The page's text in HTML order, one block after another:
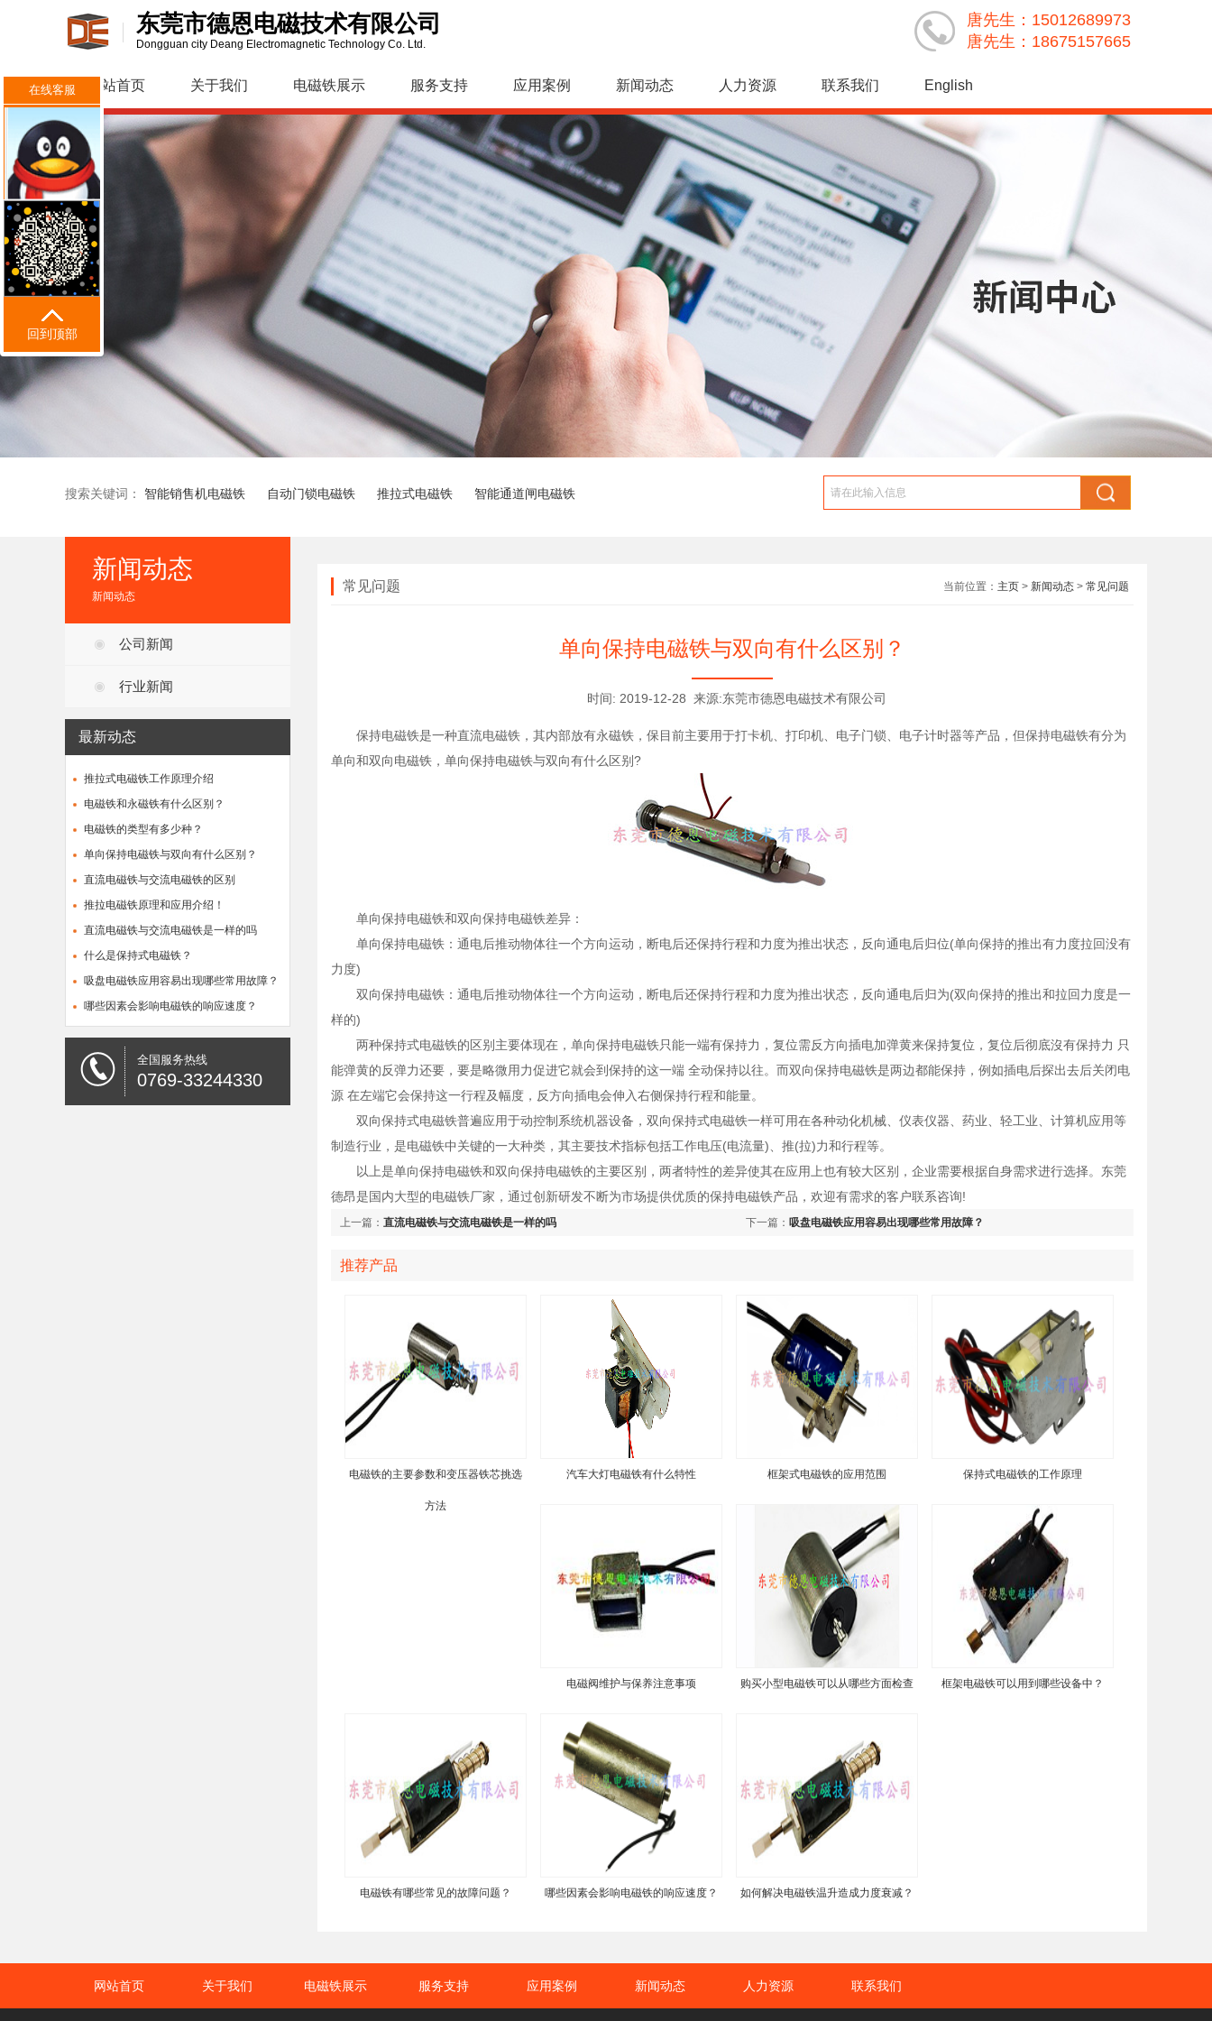
东莞市德恩电磁技术有限公司
Dongguan city Deang Electromagnetic Technology Co. Ltd.
唐先生：15012689973
唐先生：18675157665
网站首页 关于我们 电磁铁展示 服务支持 应用案例 新闻动态 人力资源 联系我们 English
搜索关键词： 智能销售机电磁铁 自动门锁电磁铁 推拉式电磁铁 智能通道闸电磁铁
新闻动态
新闻动态
公司新闻
行业新闻
最新动态
推拉式电磁铁工作原理介绍
电磁铁和永磁铁有什么区别？
电磁铁的类型有多少种？
单向保持电磁铁与双向有什么区别？
直流电磁铁与交流电磁铁的区别
推拉电磁铁原理和应用介绍！
直流电磁铁与交流电磁铁是一样的吗
什么是保持式电磁铁？
吸盘电磁铁应用容易出现哪些常用故障？
哪些因素会影响电磁铁的响应速度？
全国服务热线
0769-33244330
常见问题 当前位置： 主页 > 新闻动态 > 常见问题
单向保持电磁铁与双向有什么区别？
时间: 2019-12-28 来源:东莞市德恩电磁技术有限公司
保持电磁铁是一种直流电磁铁，其内部放有永磁铁，保目前主要用于打卡机、打印机、电子门锁、电子计时器等产品，但保持电磁铁有分为
单向和双向电磁铁，单向保持电磁铁与双向有什么区别?
单向保持电磁铁和双向保持电磁铁差异：
单向保持电磁铁：通电后推动物体往一个方向运动，断电后还保持行程和力度为推出状态，反向通电后归位(单向保持的推出有力度拉回没有
力度)
双向保持电磁铁：通电后推动物体往一个方向运动，断电后还保持行程和力度为推出状态，反向通电后归为(双向保持的推出和拉回力度是一
样的)
两种保持式电磁铁的区别主要体现在，单向保持电磁铁只能一端有保持力，复位需反方向插电加弹黄来保持复位，复位后彻底沒有保持力 只
能弹黄的反弹力还要，要是略微用力促进它就会到保持的这一端 全动保持以往。而双向保持电磁铁是两边都能保持，例如插电后探出去后关闭电
源 在左端它会保持这一行程及幅度，反方向插电会伸入右侧保持行程和能量。
双向保持式电磁铁普遍应用于动控制系统机器设备，双向保持式电磁铁一样可用在各种动化机械、仪表仪器、药业、轻工业、计算机应用等
制造行业，是电磁铁中关键的一大种类，其主要技术指标包括工作电压(电流量)、推(拉)力和行程等。
以上是单向保持电磁铁和双向保持电磁铁的主要区别，两者特性的差异使其在应用上也有较大区别，企业需要根据自身需求进行选择。东莞
德昂是国内大型的电磁铁厂家，通过创新研发不断为市场提供优质的保持电磁铁产品，欢迎有需求的客户联系咨询!
上一篇： 直流电磁铁与交流电磁铁是一样的吗 下一篇： 吸盘电磁铁应用容易出现哪些常用故障？
推荐产品
电磁铁的主要参数和变压器铁芯挑选
方法
汽车大灯电磁铁有什么特性 框架式电磁铁的应用范围 保持式电磁铁的工作原理
电磁阀维护与保养注意事项 购买小型电磁铁可以从哪些方面检查 框架电磁铁可以用到哪些设备中？
电磁铁有哪些常见的故障问题？ 哪些因素会影响电磁铁的响应速度？ 如何解决电磁铁温升造成力度衰减？
网站首页 关于我们 电磁铁展示 服务支持 应用案例 新闻动态 人力资源 联系我们
在线客服
回到顶部